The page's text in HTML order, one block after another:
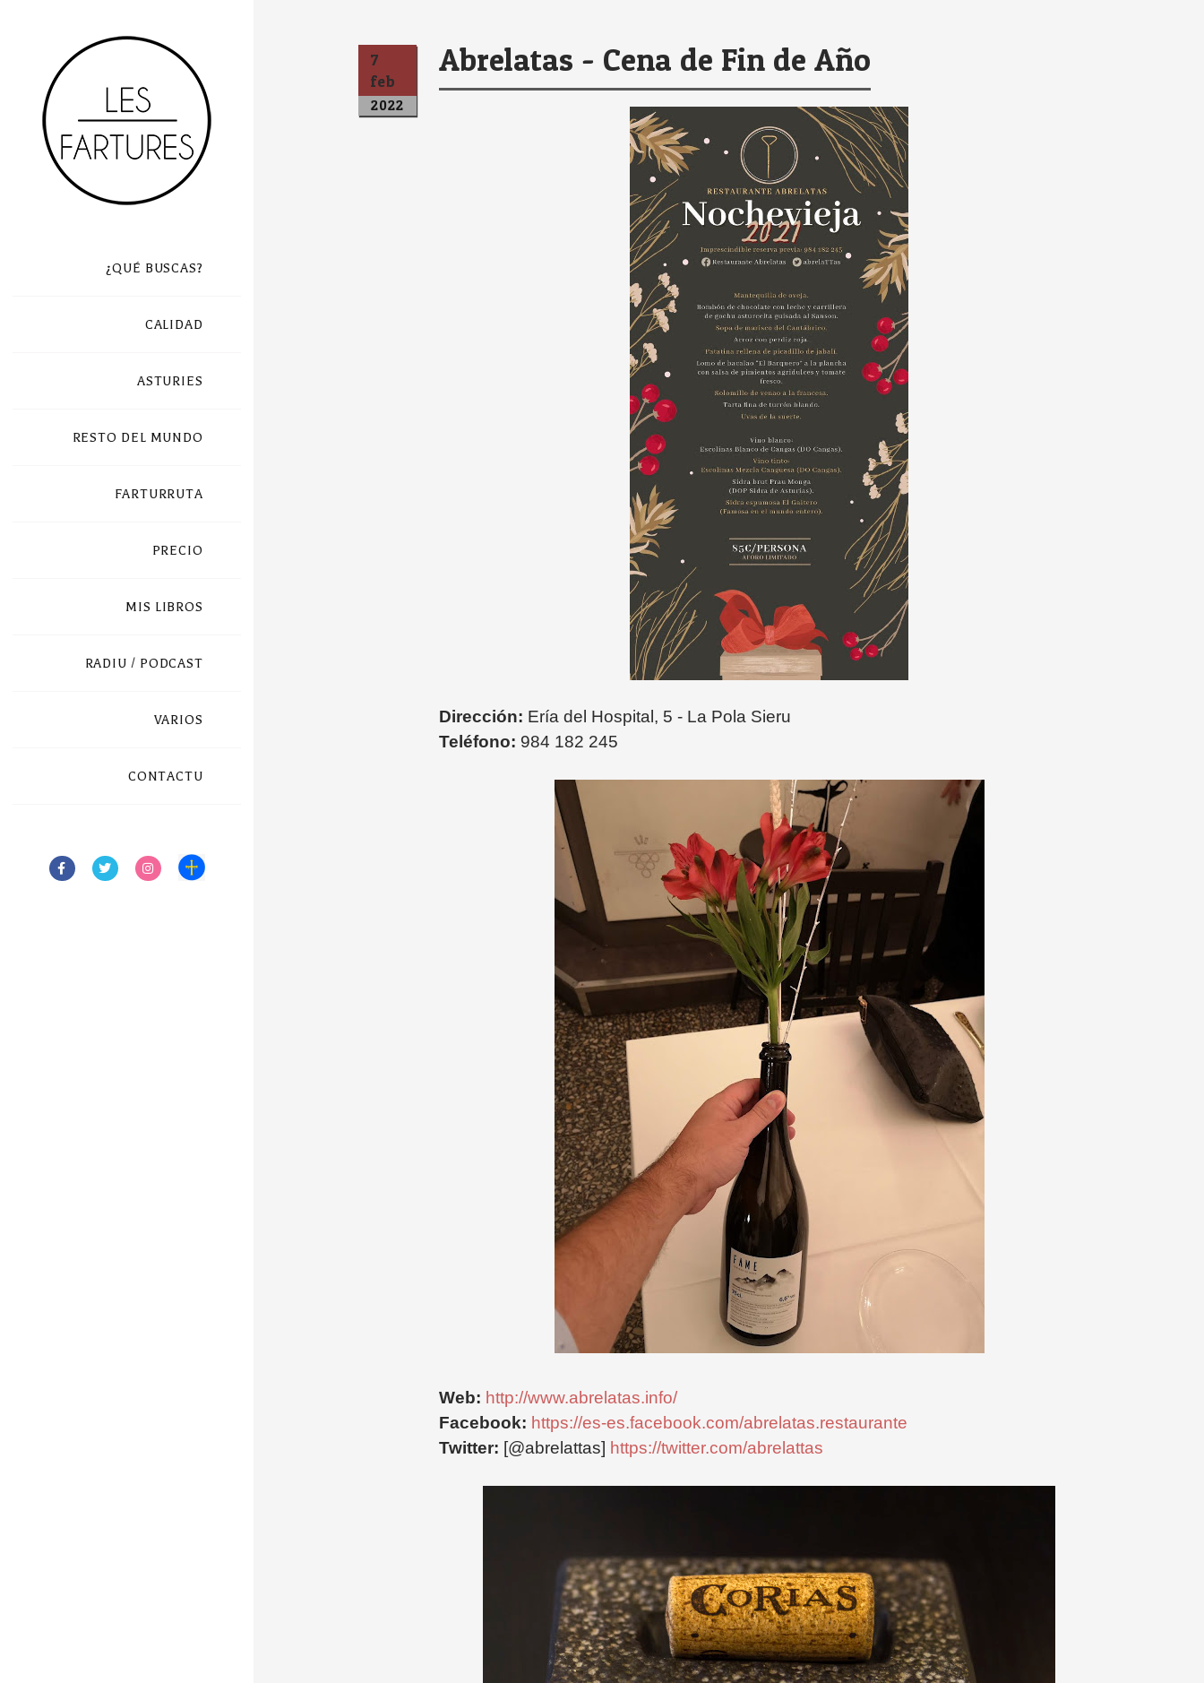
¿QUÉ BUSCAS?
CALIDAD
ASTURIES
RESTO DEL MUNDO
FARTURRUTA
PRECIO
MIS LIBROS
RADIU / PODCAST
VARIOS
CONTACTU
Abrelatas - Cena de Fin de Año
7
feb
2022
Dirección: Ería del Hospital, 5 - La Pola Sieru
Teléfono: 984 182 245
Web: http://www.abrelatas.info/
Facebook: https://es-es.facebook.com/abrelatas.restaurante
Twitter: [@abrelattas] https://twitter.com/abrelattas